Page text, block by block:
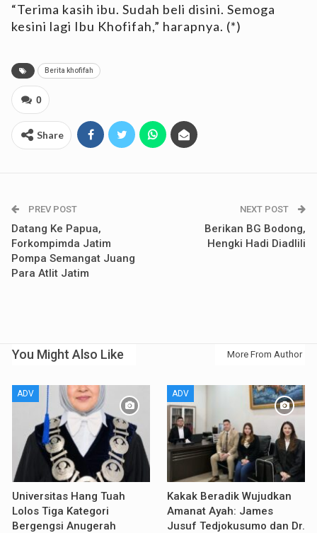
“Terima kasih ibu. Sudah beli disini. Semoga
kesini lagi Ibu Khofifah,” harapnya. (*)
Berita khofifah
0
Share
PREV POST
Datang Ke Papua,
Forkompimda Jatim
Pompa Semangat Juang
Para Atlit Jatim
NEXT POST
Berikan BG Bodong,
Hengki Hadi Diadlili
You Might Also Like More From Author
ADV
Universitas Hang Tuah
Lolos Tiga Kategori
Bergengsi Anugerah
ADV
Kakak Beradik Wujudkan
Amanat Ayah: James
Jusuf Tedjokusumo dan Dr.